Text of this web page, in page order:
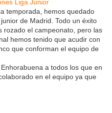
temporada, hemos quedado
de Madrid. Todo un éxito
rozado el campeonato, pero las
hemos tenido que acudir con
que conforman el equipo de
a todos los que en
en el equipo ya que